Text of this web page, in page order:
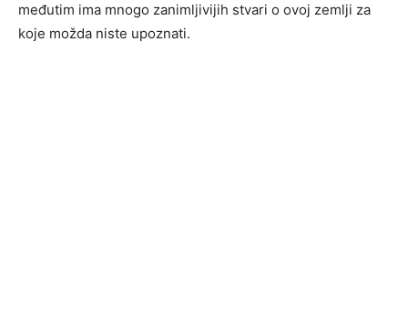
međutim ima mnogo zanimljivijih stvari o ovoj zemlji za
koje možda niste upoznati.